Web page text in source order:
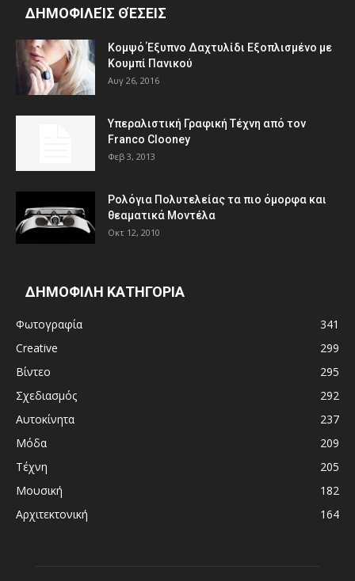
ΔΗΜΟΦΙΛΕΊΣ ΘΈΣΕΙΣ
Κομψό Έξυπνο Δαχτυλίδι Εξοπλισμένο με
Κουμπί Πανικού
Αυγ 26, 2016
Υπεραλιστική Γραφική Τέχνη από τον
Franco Clooney
Φεβ 3, 2013
Ρολόγια Πολυτελείας τα πιο όμορφα και
θεαματικά Μοντέλα
Οκτ 12, 2010
ΔΗΜΟΦΙΛΗ ΚΑΤΗΓΟΡΙΑ
Φωτογραφία
341
Creative
299
Βίντεο
295
Σχεδιασμός
292
Αυτοκίνητα
237
Μόδα
209
Τέχνη
205
Μουσική
182
Αρχιτεκτονική
164